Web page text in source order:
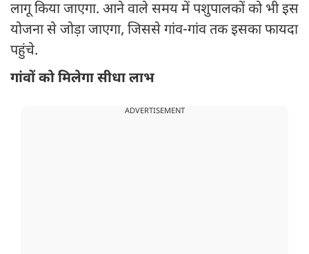
लागू किया जाएगा. आने वाले समय में पशुपालकों को भी इस
योजना से जोड़ा जाएगा, जिससे गांव-गांव तक इसका फायदा
पहुंचे.
गांवों को मिलेगा सीधा लाभ
ADVERTISEMENT